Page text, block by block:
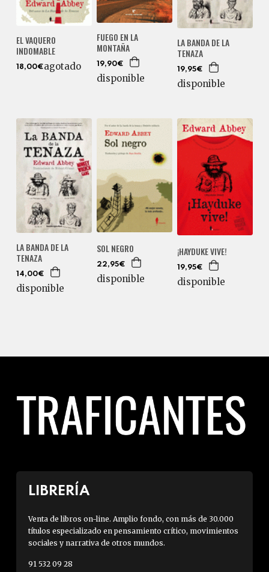
EL VAQUERO
INDOMABLE
18,00€agotado
FUEGO EN LA
MONTAÑA
19,90€
disponible
LA BANDA DE LA
TENAZA
19,95€
disponible
LA BANDA DE LA
TENAZA
14,00€
disponible
SOL NEGRO
22,95€
disponible
¡HAYDUKE VIVE!
19,95€
disponible
LIBRERÍA
Venta de libros on-line. Amplio fondo, con más de 30.000
títulos especializado en pensamiento crítico, movimientos
sociales y narrativa de otros mundos.
91 532 09 28